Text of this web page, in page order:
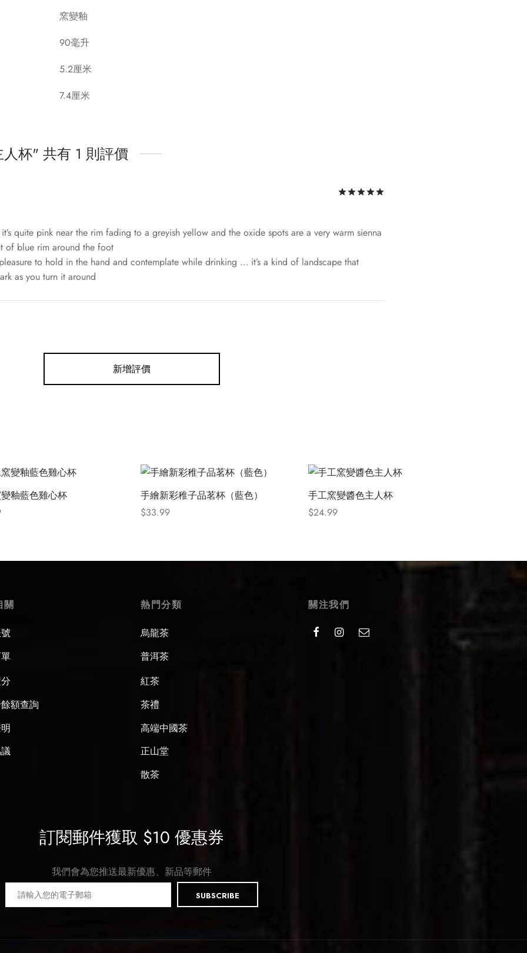
窯變釉
90毫升
5.2厘米
7.4厘米
杯 共有 1 則評價
quite pink near the rim fading to a greyish yellow and the oxide spots are a very warm sienna
of blue rim around the foot
to hold in the hand and contemplate while drinking … it’s a kind of landscape that
as you turn it around
新增評價
釉藍色雞心杯
手繪新彩稚子品茗杯（藍色）
$33.99
手工窯變醬色主人杯
$24.99
關
額查詢
熱門分類
烏龍茶
普洱茶
紅茶
茶禮
高端中國茶
正山堂
散茶
關注我們
訂閱郵件獲取 $10 優惠券
我們會為您推送最新優惠、新品等郵件
SUBSCRIBE